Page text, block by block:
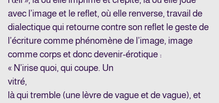
avec l’image et le reflet, où elle renverse, travail de
dialectique qui retourne contre son reflet le geste de
l’écriture comme phénomène de l’image, image
comme corps et donc devenir-érotique :
« N’irise quoi, qui coupe. Un
vitré,
là qui tremble (une lèvre de vague et de vague), et